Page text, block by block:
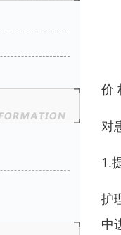
价
对
1.
护
中